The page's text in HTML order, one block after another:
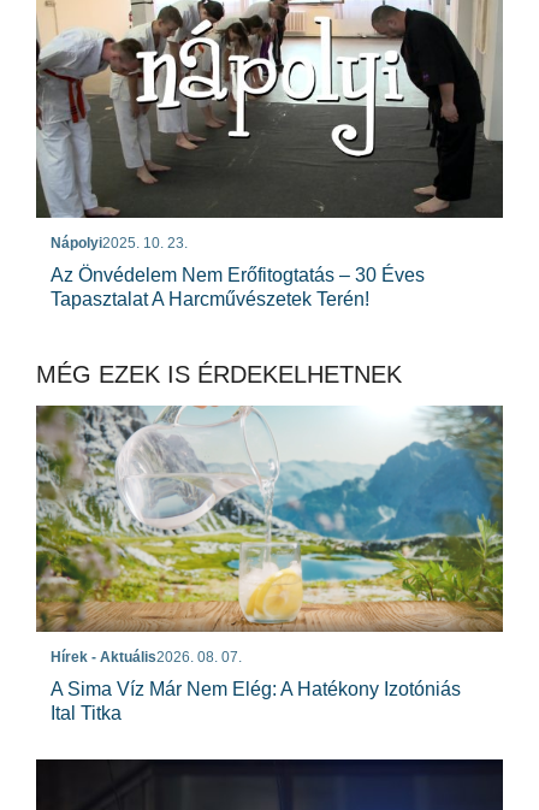
Nápolyi2025. 10. 23.
Az Önvédelem Nem Erőfitogtatás – 30 Éves
Tapasztalat A Harcművészetek Terén!
MÉG EZEK IS ÉRDEKELHETNEK
Hírek - Aktuális2026. 08. 07.
A Sima Víz Már Nem Elég: A Hatékony Izotóniás
Ital Titka